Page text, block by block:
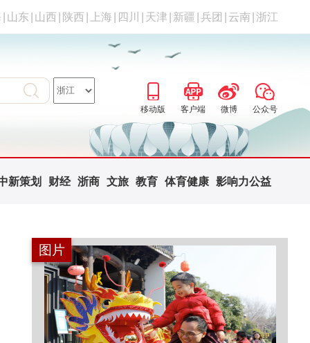
山东 山西 陕西 上海 四川 天津 新疆 兵团 云南 浙江
移动版 客户端 微博 公众号
新策划 财经 浙商 文旅 教育 体育健康 影响力公益
图片